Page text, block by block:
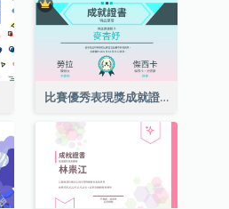
比賽優秀表現獎成就證書